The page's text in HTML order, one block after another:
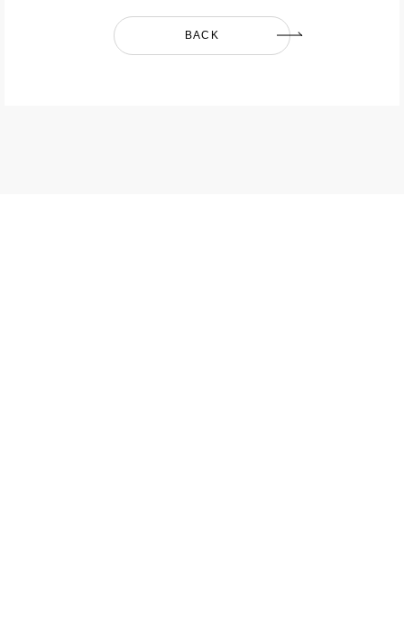
BACK